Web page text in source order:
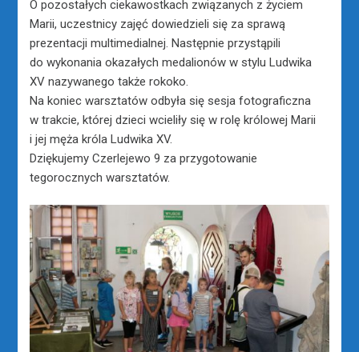
O pozostałych ciekawostkach związanych z życiem
Marii, uczestnicy zajęć dowiedzieli się za sprawą
prezentacji multimedialnej. Następnie przystąpili
do wykonania okazałych medalionów w stylu Ludwika
XV nazywanego także rokoko.
Na koniec warsztatów odbyła się sesja fotograficzna
w trakcie, której dzieci wcieliły się w rolę królowej Marii
i jej męża króla Ludwika XV.
Dziękujemy Czerlejewo 9 za przygotowanie
tegorocznych warsztatów.